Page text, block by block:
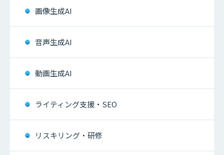
画像生成AI
音声生成AI
動画生成AI
ライティング支援・SEO
リスキリング・研修